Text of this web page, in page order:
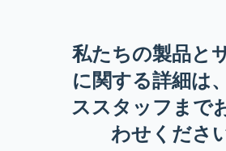
私たちの製品と
に関する詳細は
ススタッフまで
わせくださ